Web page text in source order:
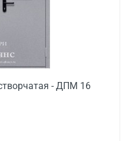
- ДПМ 16